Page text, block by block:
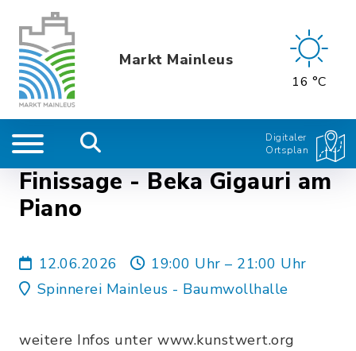
Markt Mainleus
16 °C
Digitaler
Ortsplan
Finissage - Beka Gigauri am
Piano
12.06.2026
19:00 Uhr – 21:00 Uhr
Spinnerei Mainleus - Baumwollhalle
weitere Infos unter www.kunstwert.org